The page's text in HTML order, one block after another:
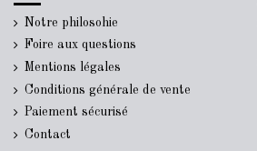
Notre philosohie
Foire aux questions
Mentions légales
Conditions générale de vente
Paiement sécurisé
Contact